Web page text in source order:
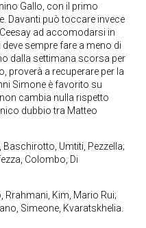
Gallo, con il primo
Davanti può toccare invece
ad accomodarsi in
deve sempre fare a meno di
dalla settimana scorsa per
proverà a recuperare per la
Simone è favorito su
cambia nulla rispetto
dubbio tra Matteo
Baschirotto, Umtiti, Pezzella;
Colombo, Di
Rrahmani, Kim, Mario Rui;
Simeone, Kvaratskhelia.